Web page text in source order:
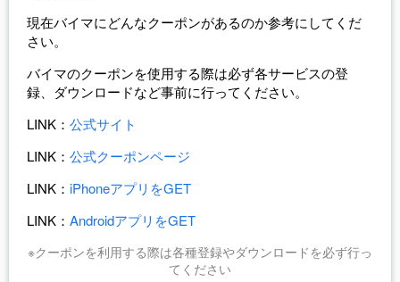
現在バイマにどんなクーポンがあるのか参考にしてくだ
さい。
バイマのクーポンを使用する際は必ず各サービスの登
録、ダウンロードなど事前に行ってください。
LINK： 公式サイト
LINK： 公式クーポンページ
LINK： iPhoneアプリをGET
LINK： AndroidアプリをGET
※クーポンを利用する際は各種登録やダウンロードを必ず行っ
てください